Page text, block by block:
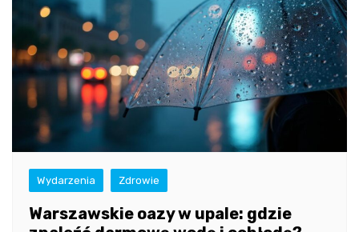
Wydarzenia Zdrowie
Warszawskie oazy w upale: gdzie